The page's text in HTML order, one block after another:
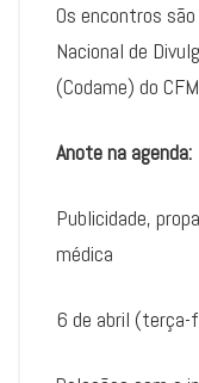
Os encontros
Nacional de
(Codame) do
Anote na agenda:
Publicidade,
médica
6 de abril (terça-